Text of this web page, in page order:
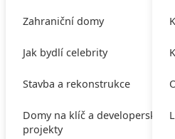
Zahraniční domy
Jak bydlí celebrity
Stavba a rekonstrukce
Domy na klíč a developerské
projekty